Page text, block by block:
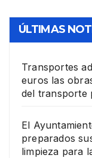
ÚLTIMAS
Transportes
euros las
del transporte
El
preparados
limpieza para